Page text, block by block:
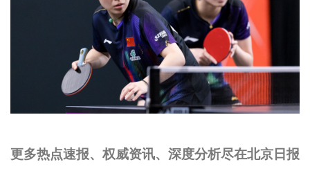
更多热点速报、权威资讯、深度分析尽在北京日报